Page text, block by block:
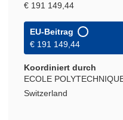
€ 191 149,44
EU-Beitrag
€ 191 149,44
Koordiniert durch
ECOLE
Switzerland